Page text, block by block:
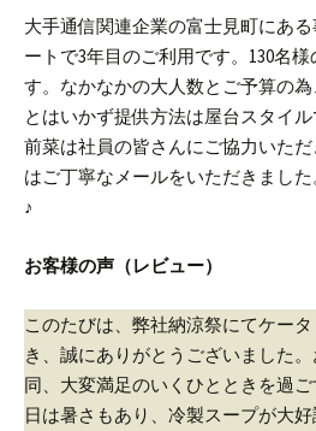
大手通信関連企業の富士見町にあ
ートで3年目のご利用です。 130名
す。 なかなかの大人数とご予算の
とはいかず提供方法は屋台スタイル
前菜は社員の皆さんにご協力いただ
はご丁寧なメールをいただきまし
♪
お客様の声（レビュー）
このたびは、弊社納涼祭にてケー
き、誠にありがとうございました。
同、大変満足のいくひとときを過
日は暑さもあり、冷製スープが大好